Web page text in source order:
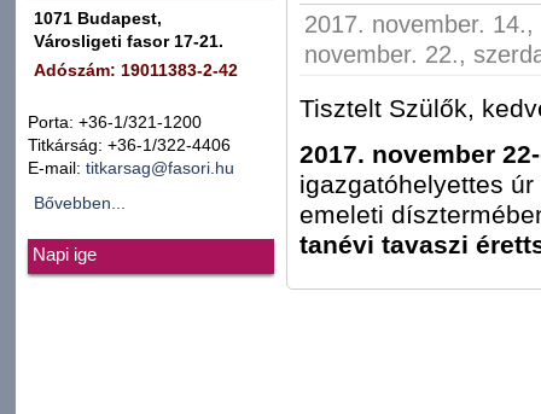
1071 Budapest,
Városligeti fasor 17-21.
Adószám: 19011383-2-42
Porta: +36-1/321-1200
Titkárság: +36-1/322-4406
E-mail: titkarsag@fasori.hu
Bővebben...
Napi ige
2017. november.
november. 22.,
Tisztelt Szülők,
2017. november
igazgatóhelyettes úr
emeleti
tanévi tavaszi